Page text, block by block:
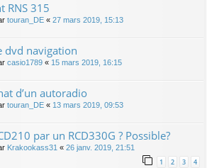
RNS 315
touran_DE « 27 mars 2019, 15:13
dvd navigation
casio1789 « 15 mars 2019, 16:15
d’un autoradio
touran_DE « 13 mars 2019, 09:53
par un RCD330G ? Possible?
Krakookass31 « 26 janv. 2019, 21:51
1 2 3 4